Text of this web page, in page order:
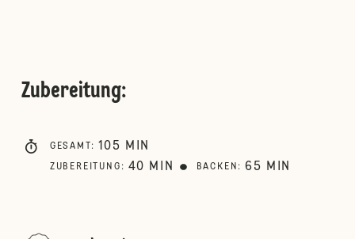
Zubereitung:
GESAMT : 105 MIN
ZUBEREITUNG : 40 MIN BACKEN : 65 MIN